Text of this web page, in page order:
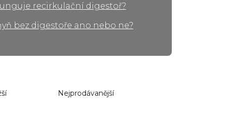
recirkulační digestoř?
bez digestoře ano nebo ne?
Nejprodávanější